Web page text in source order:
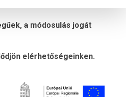
a módosulás jogát
elérhetőségeinken.